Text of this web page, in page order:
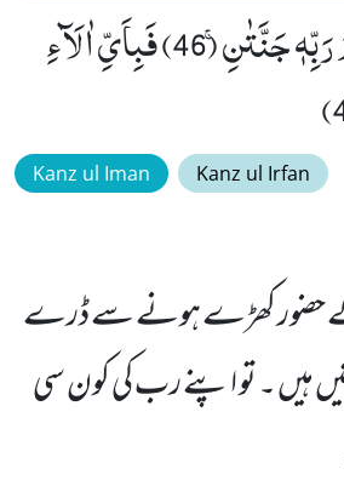
وَ لِمَنْ خَافَ مَقَامَ رَبِّهٖ جَنَّتٰنِۚ (46) فَبِاَیِّ اٰلَآءِ
Kanz ul Iman Kanz ul Irfan
حضور کھڑے ہونے سے ڈرے
ہیں ۔ تو اپنے رب کی کون سی